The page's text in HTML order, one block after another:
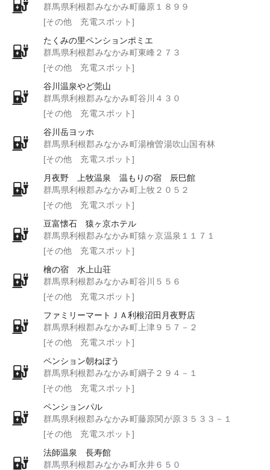
群馬県利根郡みなかみ町藤原１８９９
[その他 充電スポット]
たくみの里ペンションポミエ
群馬県利根郡みなかみ町東峰２７３
[その他 充電スポット]
谷川温泉やど莞山
群馬県利根郡みなかみ町谷川４３０
[その他 充電スポット]
谷川岳ヨッホ
群馬県利根郡みなかみ町湯檜曽湯吹山国有林
[その他 充電スポット]
月夜野 上牧温泉 温もりの宿 辰巳館
群馬県利根郡みなかみ町上牧２０５２
[その他 充電スポット]
豆富懐石 猿ヶ京ホテル
群馬県利根郡みなかみ町猿ヶ京温泉１１７１
[その他 充電スポット]
檜の宿 水上山荘
群馬県利根郡みなかみ町谷川５５６
[その他 充電スポット]
ファミリーマートＪＡ利根沼田月夜野店
群馬県利根郡みなかみ町上津９５７－２
[その他 充電スポット]
ペンション朝ねぼう
群馬県利根郡みなかみ町綱子２９４－１
[その他 充電スポット]
ペンションパル
群馬県利根郡みなかみ町藤原関が原３５３３－１
[その他 充電スポット]
法師温泉 長寿館
群馬県利根郡みなかみ町永井６５０